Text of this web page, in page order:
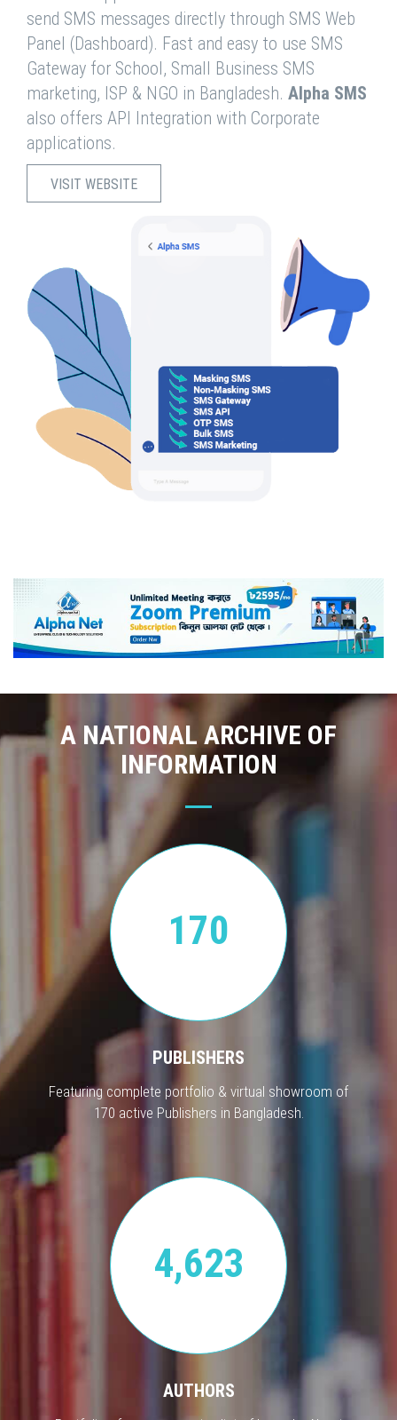
send SMS messages directly through SMS Web
Panel (Dashboard). Fast and easy to use SMS
Gateway for School, Small Business SMS
marketing, ISP & NGO in Bangladesh. Alpha SMS
also offers API Integration with Corporate
applications.
VISIT WEBSITE
A NATIONAL ARCHIVE OF
INFORMATION
170
PUBLISHERS
Featuring complete portfolio & virtual showroom of
170 active Publishers in Bangladesh.
4,623
AUTHORS